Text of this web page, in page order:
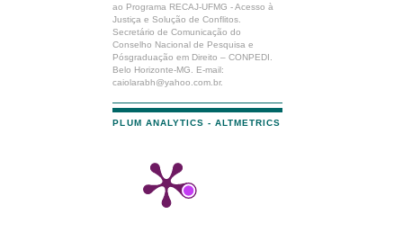
ao Programa RECAJ-UFMG - Acesso à
Justiça e Solução de Conflitos.
Secretário de Comunicação do
Conselho Nacional de Pesquisa e
Pósgraduação em Direito – CONPEDI.
Belo Horizonte-MG. E-mail:
caiolarabh@yahoo.com.br.
PLUM ANALYTICS - ALTMETRICS